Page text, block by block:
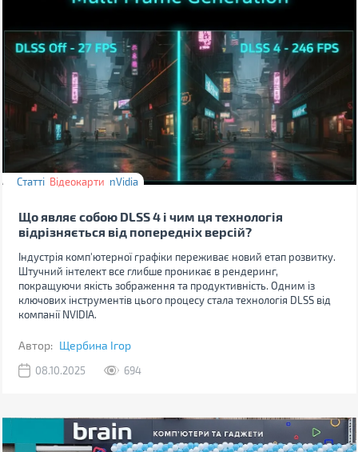
Статті Відеокарти nVidia
Що являє собою DLSS 4 і чим ця технологія
відрізняється від попередніх версій?
Індустрія комп'ютерної графіки переживає новий етап розвитку.
Штучний інтелект все глибше проникає в рендеринг,
покращуючи якість зображення та продуктивність. Одним із
ключових інструментів цього процесу стала технологія DLSS від
компанії NVIDIA.
Автор: Щербина Ігор
08.10.2025 694